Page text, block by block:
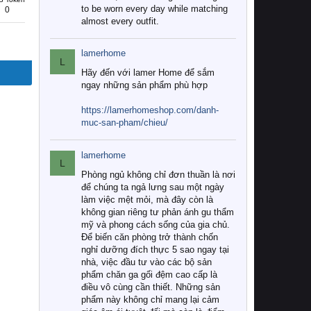
0
to be worn every day while matching
almost every outfit.
L
lamerhome
Hãy đến với lamer Home để sắm
ngay những sản phẩm phù hợp
https://lamerhomeshop.com/danh-
muc-san-pham/chieu/
L
lamerhome
Phòng ngủ không chỉ đơn thuần là nơi
để chúng ta ngả lưng sau một ngày
làm việc mệt mỏi, mà đây còn là
không gian riêng tư phản ánh gu thẩm
mỹ và phong cách sống của gia chủ.
Để biến căn phòng trở thành chốn
nghỉ dưỡng đích thực 5 sao ngay tại
nhà, việc đầu tư vào các bộ sản
phẩm chăn ga gối đệm cao cấp là
điều vô cùng cần thiết. Những sản
phẩm này không chỉ mang lại cảm